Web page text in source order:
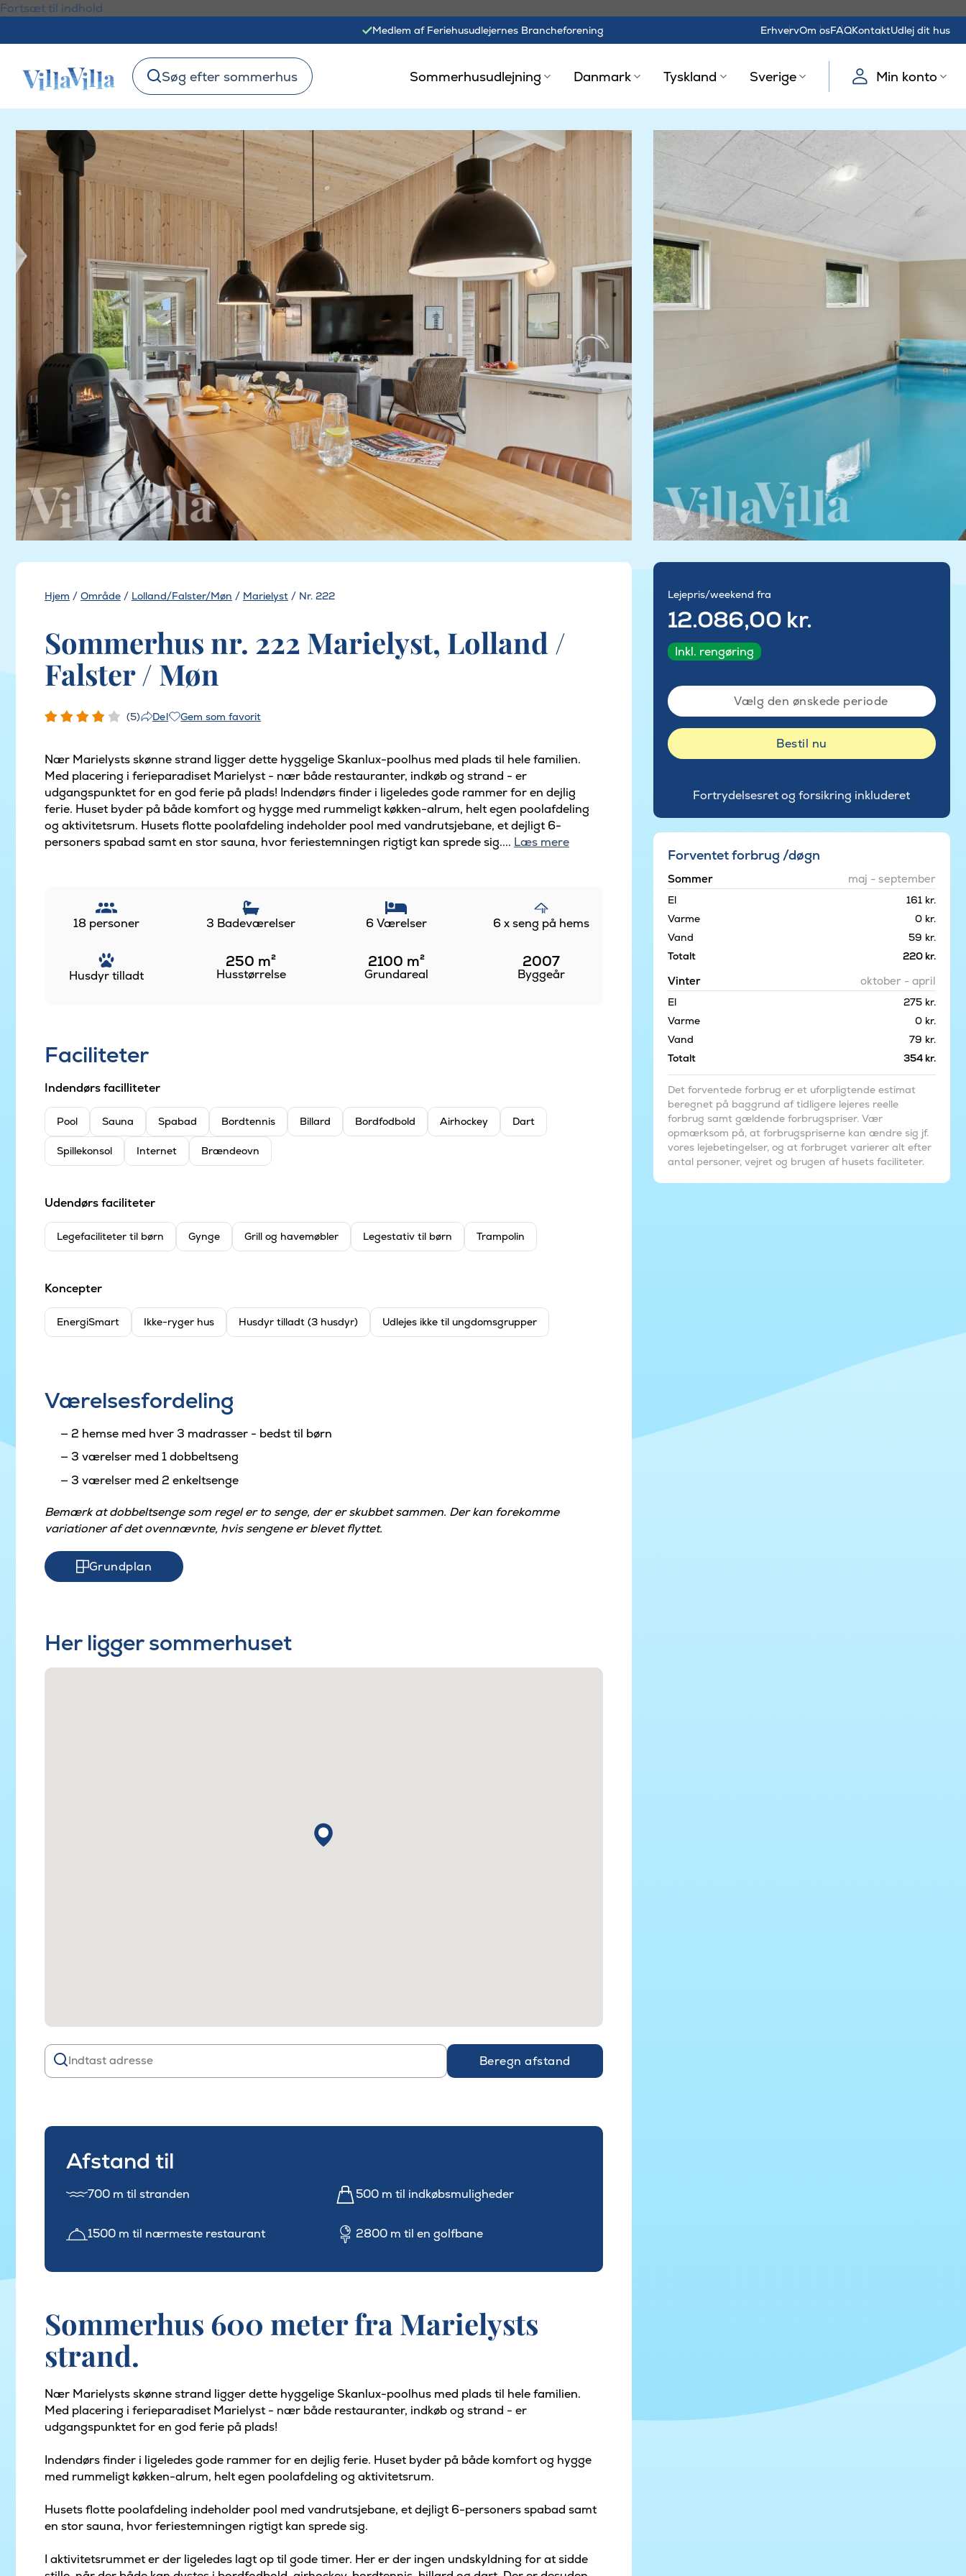
Fortsæt til indhold
Medlem af Feriehusudlejernes Brancheforening ErhvervOm osFAQKontaktUdlej dit hus
Søg efter sommerhus Sommerhusudlejning Danmark Tyskland Sverige Min konto
Hjem / Område / Lolland/Falster/Møn / Marielyst / Nr. 222
Sommerhus nr. 222 Marielyst, Lolland /
Falster / Møn
(5) Del Gem som favorit
Nær Marielysts skønne strand ligger dette hyggelige Skanlux-poolhus med plads til hele familien.
Med placering i ferieparadiset Marielyst - nær både restauranter, indkøb og strand - er
udgangspunktet for en god ferie på plads! Indendørs finder i ligeledes gode rammer for en dejlig
ferie. Huset byder på både komfort og hygge med rummeligt køkken-alrum, helt egen poolafdeling
og aktivitetsrum. Husets flotte poolafdeling indeholder pool med vandrutsjebane, et dejligt 6-
personers spabad samt en stor sauna, hvor feriestemningen rigtigt kan sprede sig.... Læs mere
18 personer 3 Badeværelser 6 Værelser 6 x seng på hems
Husdyr tilladt
250 m²
Husstørrelse
2100 m²
Grundareal
2007
Byggeår
Faciliteter
Indendørs facilliteter
Pool Sauna Spabad Bordtennis Billard Bordfodbold Airhockey Dart
Spillekonsol Internet Brændeovn
Udendørs faciliteter
Legefaciliteter til børn Gynge Grill og havemøbler Legestativ til børn Trampolin
Koncepter
EnergiSmart Ikke-ryger hus Husdyr tilladt (3 husdyr) Udlejes ikke til ungdomsgrupper
Værelsesfordeling
2 hemse med hver 3 madrasser - bedst til børn
3 værelser med 1 dobbeltseng
3 værelser med 2 enkeltsenge
Bemærk at dobbeltsenge som regel er to senge, der er skubbet sammen. Der kan forekomme
variationer af det ovennævnte, hvis sengene er blevet flyttet.
Grundplan
Her ligger sommerhuset
Beregn afstand
Afstand til
700 m til stranden 500 m til indkøbsmuligheder
1500 m til nærmeste restaurant 2800 m til en golfbane
Sommerhus 600 meter fra Marielysts
strand.
Nær Marielysts skønne strand ligger dette hyggelige Skanlux-poolhus med plads til hele familien.
Med placering i ferieparadiset Marielyst - nær både restauranter, indkøb og strand - er
udgangspunktet for en god ferie på plads!
Indendørs finder i ligeledes gode rammer for en dejlig ferie. Huset byder på både komfort og hygge
med rummeligt køkken-alrum, helt egen poolafdeling og aktivitetsrum.
Husets flotte poolafdeling indeholder pool med vandrutsjebane, et dejligt 6-personers spabad samt
en stor sauna, hvor feriestemningen rigtigt kan sprede sig.
I aktivitetsrummet er der ligeledes lagt op til gode timer. Her er der ingen undskyldning for at sidde
Lejepris/weekend fra
12.086,00 kr.
Inkl. rengøring
Vælg den ønskede periode
Bestil nu
Fortrydelsesret og forsikring inkluderet
Forventet forbrug /døgn
Sommer maj - september
El
161 kr.
Varme
0 kr.
Vand
59 kr.
Totalt
220 kr.
Vinter oktober - april
El
275 kr.
Varme
0 kr.
Vand
79 kr.
Totalt
354 kr.
Det forventede forbrug er et uforpligtende estimat
beregnet på baggrund af tidligere lejeres reelle
forbrug samt gældende forbrugspriser. Vær
opmærksom på, at forbrugspriserne kan ændre sig jf.
vores lejebetingelser, og at forbruget varierer alt efter
antal personer, vejret og brugen af husets faciliteter.